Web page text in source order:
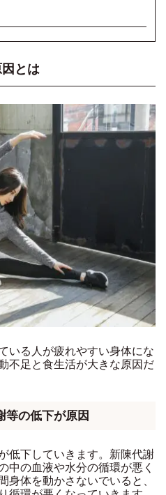
とは
いる人が疲れやすい身体にな
不足と食生活が大きな原因だ
等の低下が原因
低下していきます。新陳代謝
中の血液や水分の循環が悪く
身体を動かさないでいると、